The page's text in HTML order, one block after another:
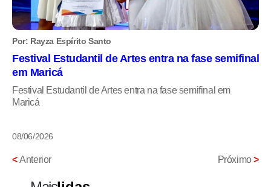
Por: Rayza Espírito Santo
Festival Estudantil de Artes entra na fase semifinal
em Maricá
Festival Estudantil de Artes entra na fase semifinal em
Maricá
08/06/2026
<Anterior Próximo>